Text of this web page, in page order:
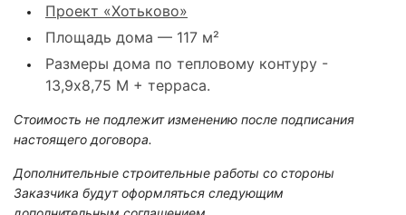
Проект «Хотьково»
Площадь дома — 117 м²
Размеры дома по тепловому контуру -
13,9х8,75 М + терраса.
Стоимость не подлежит изменению после подписания
настоящего договора.
Дополнительные строительные работы со стороны
Заказчика будут оформляться следующим